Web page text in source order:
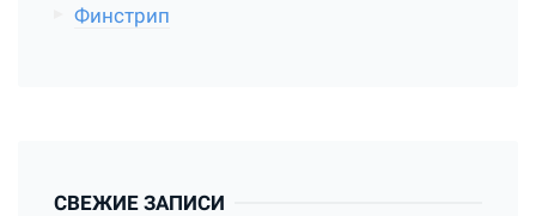
Финстрип
СВЕЖИЕ ЗАПИСИ